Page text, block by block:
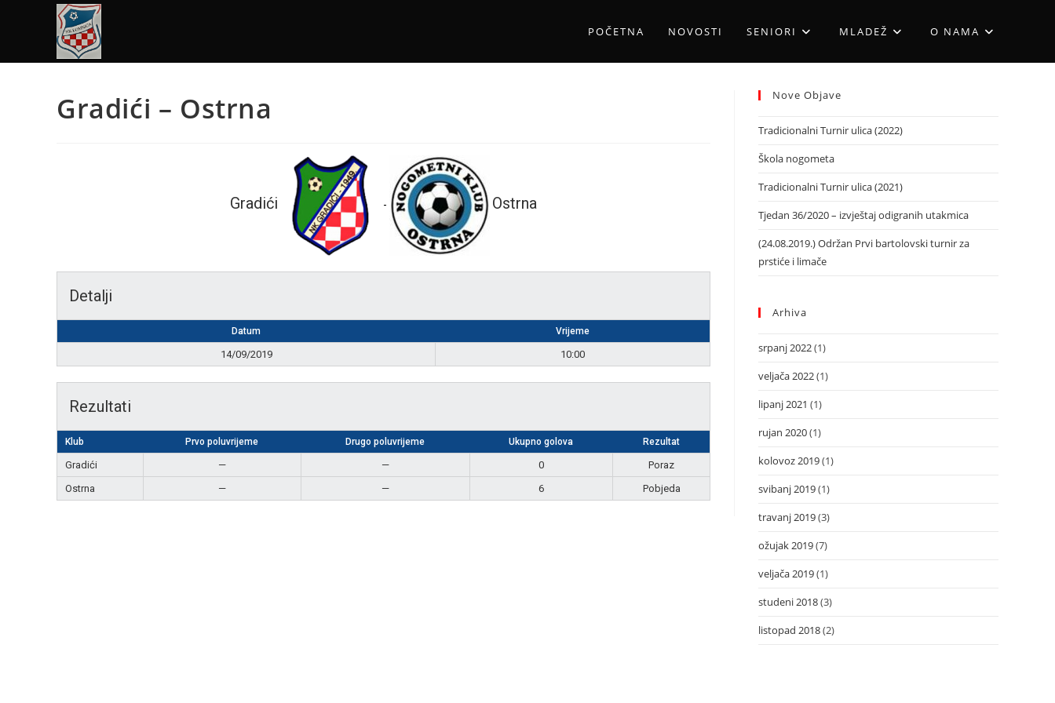
POČETNA NOVOSTI SENIORI MLADEŽ O NAMA
Gradići – Ostrna
Gradići - Ostrna
Detalji
Datum Vrijeme
14/09/2019 10:00
Rezultati
Klub Prvo poluvrijeme Drugo poluvrijeme Ukupno golova Rezultat
Gradići — — 0
Poraz
Ostrna
— — 6 Pobjeda
Nove Objave
Tradicionalni Turnir ulica (2022)
Škola nogometa
Tradicionalni Turnir ulica (2021)
Tjedan 36/2020 – izvještaj odigranih utakmica
(24.08.2019.) Održan Prvi bartolovski turnir za
prstiće i limače
Arhiva
srpanj 2022(1)
veljača 2022(1)
lipanj 2021 (1)
rujan 2020(1)
kolovoz 2019(1)
svibanj 2019(1)
travanj 2019(3)
ožujak 2019(7)
veljača 2019(1)
studeni 2018(3)
listopad 2018(2)